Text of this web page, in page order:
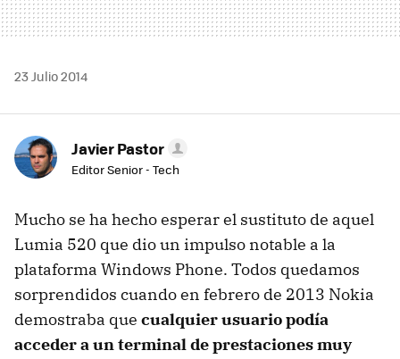
23 Julio 2014
Javier Pastor
Editor Senior - Tech
Mucho se ha hecho esperar el sustituto de aquel
Lumia 520 que dio un impulso notable a la
plataforma Windows Phone. Todos quedamos
sorprendidos cuando en febrero de 2013 Nokia
demostraba que cualquier usuario podía
acceder a un terminal de prestaciones muy